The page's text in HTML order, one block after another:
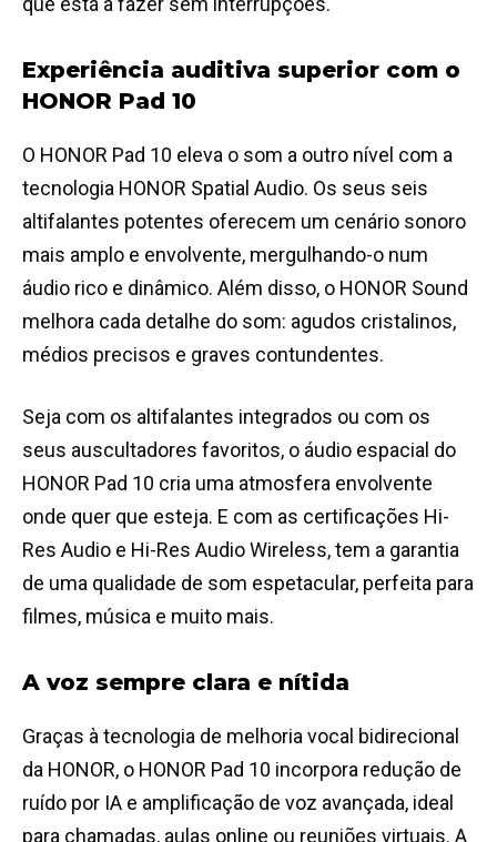
Experiência auditiva superior com o
HONOR Pad 10
O HONOR Pad 10 eleva o som a outro nível com a
tecnologia HONOR Spatial Audio. Os seus seis
altifalantes potentes oferecem um cenário sonoro
mais amplo e envolvente, mergulhando-o num
áudio rico e dinâmico. Além disso, o HONOR Sound
melhora cada detalhe do som: agudos cristalinos,
médios precisos e graves contundentes.
Seja com os altifalantes integrados ou com os
seus auscultadores favoritos, o áudio espacial do
HONOR Pad 10 cria uma atmosfera envolvente
onde quer que esteja. E com as certificações Hi-
Res Audio e Hi-Res Audio Wireless, tem a garantia
de uma qualidade de som espetacular, perfeita para
filmes, música e muito mais.
A voz sempre clara e nítida
Graças à tecnologia de melhoria vocal bidirecional
da HONOR, o HONOR Pad 10 incorpora redução de
ruído por IA e amplificação de voz avançada, ideal
para chamadas, aulas online ou reuniões virtuais. A